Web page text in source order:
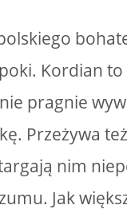
Kordian
pragnie
Przeżywa
nim
Jak